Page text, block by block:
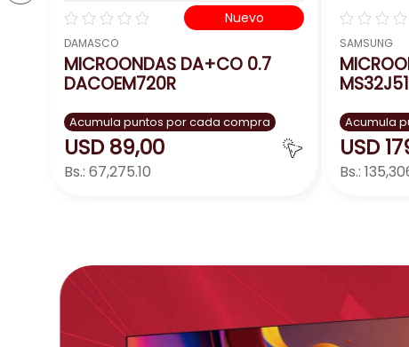
☆☆☆☆☆ Nuevo
DAMASCO
MICROONDAS DA+CO 0.7
DACOEM720R
Acumula puntos por cada compra
USD 89,00
Bs.: 67,275.10
☆☆☆
SAMSUNG
Acumula
USD
Bs.: